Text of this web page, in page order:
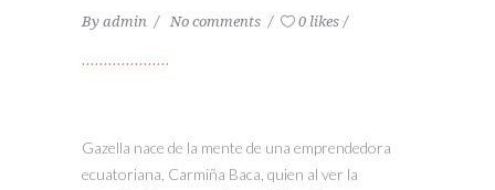
By admin No comments 0 likes
Gazella nace de la mente de una emprendedora
ecuatoriana, Carmiña Baca, quien al ver la